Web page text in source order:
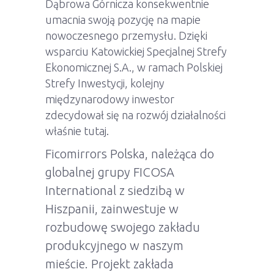
Dąbrowa Górnicza konsekwentnie
umacnia swoją pozycję na mapie
nowoczesnego przemysłu. Dzięki
wsparciu Katowickiej Specjalnej Strefy
Ekonomicznej S.A., w ramach Polskiej
Strefy Inwestycji, kolejny
międzynarodowy inwestor
zdecydował się na rozwój działalności
właśnie tutaj.
Ficomirrors Polska, należąca do
globalnej grupy FICOSA
International z siedzibą w
Hiszpanii, zainwestuje w
rozbudowę swojego zakładu
produkcyjnego w naszym
mieście. Projekt zakłada